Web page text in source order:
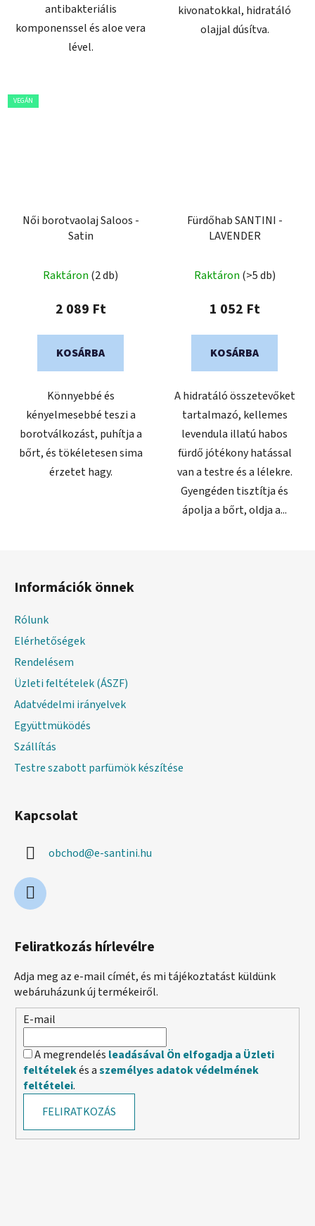
antibakteriális
komponenssel és aloe vera
lével.
kivonatokkal, hidratáló
olajjal dúsítva.
VEGÁN
Női borotvaolaj Saloos -
Satin
Raktáron (2 db)
2 089 Ft
KOSÁRBA
Könnyebbé és
kényelmesebbé teszi a
borotválkozást, puhítja a
bőrt, és tökéletesen sima
érzetet hagy.
Fürdőhab SANTINI -
LAVENDER
termék
átlagos
5-
ből
csillag.
Raktáron (>5 db)
1 052 Ft
KOSÁRBA
A hidratáló összetevőket
tartalmazó, kellemes
levendula illatú habos
fürdő jótékony hatással
van a testre és a lélekre.
Gyengéden tisztítja és
ápolja a bőrt, oldja a...
Információk önnek
Rólunk
Elérhetőségek
Rendelésem
Üzleti feltételek (ÁSZF)
Adatvédelmi irányelvek
Együttmüködés
Szállítás
Testre szabott parfümök készítése
Kapcsolat
obchod@e-santini.hu
Feliratkozás hírlevélre
Adja meg az e-mail címét, és mi tájékoztatást küldünk
webáruházunk új termékeiről.
E-mail
A megrendelés leadásával Ön elfogadja a Üzleti
feltételekés aszemélyes adatok védelmének
feltételei.
FELIRATKOZÁS